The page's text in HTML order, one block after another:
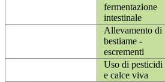
fermentazione
intestinale
Allevamento di
bestiame -
escrementi
Uso di pesticidi
e calce viva